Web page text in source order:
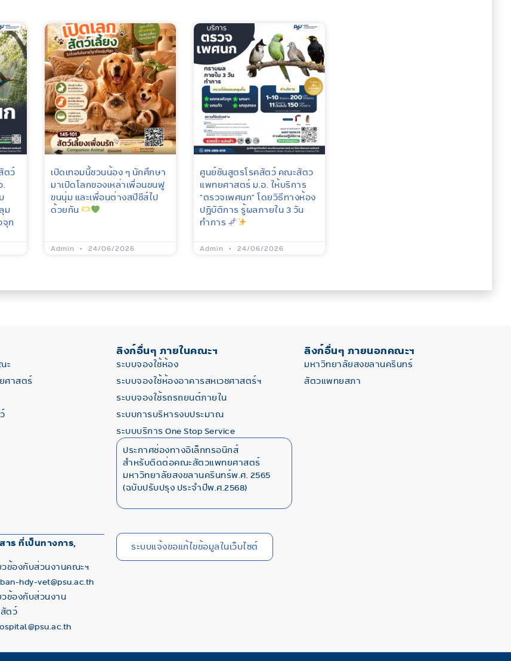
ตว์
ม
จุก
เปิดเทอมนี้ชวนน้อง ๆ นักศึกษา
มาเปิดโลกของเหล่าเพื่อนขนฟู
ขนนุ่ม และเพื่อนต่างสปีชีส์ไป
ด้วยกัน
Admin 24/06/2026
ศูนย์ชันสูตรโรคสัตว์ คณะสัตว
แพทยศาสตร์ ม.อ. ให้บริการ
“ตรวจเพศนก” โดยวิธีทางห้อง
ปฏิบัติการ รู้ผลภายใน 3 วัน
ทำการ
Admin 24/06/2026
ะ
ศาสตร์
ลิงก์อื่นๆ ภายในคณะฯ
ระบบจองใช้ห้อง
ระบบจองใช้ห้องอาคารสหเวชศาสตร์ฯ
ระบบจองใช้รถรถยนต์ภายใน
ระบบการบริหารงบประมาณ
ระบบบริการ One Stop Service
ประกาศช่องทางอิเล็กทรอนิกส์
สำหรับติดต่อคณะสัตวแพทยศาสตร์
มหาวิทยาลัยสงขลานครินทร์พ.ศ. 2565
(ฉบับปรับปรุง ประจำปีพ.ศ.2568)
ลิงก์อื่นๆ ภายนอกคณะฯ
มหาวิทยาลัยสงขลานครินทร์
สัตวแพทยสภา
ร ที่เป็นทางการ,
วข้องกับส่วนงานคณะฯ
hdy-vet@psu.ac.th
วข้องกับส่วนงาน
ตว์
ระบบแจ้งขอแก้ไขข้อมูลในเว็บไซต์